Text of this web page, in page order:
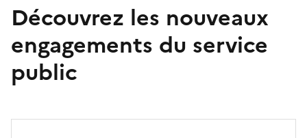
Découvrez les nouveaux
engagements du service
public